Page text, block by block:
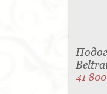
41